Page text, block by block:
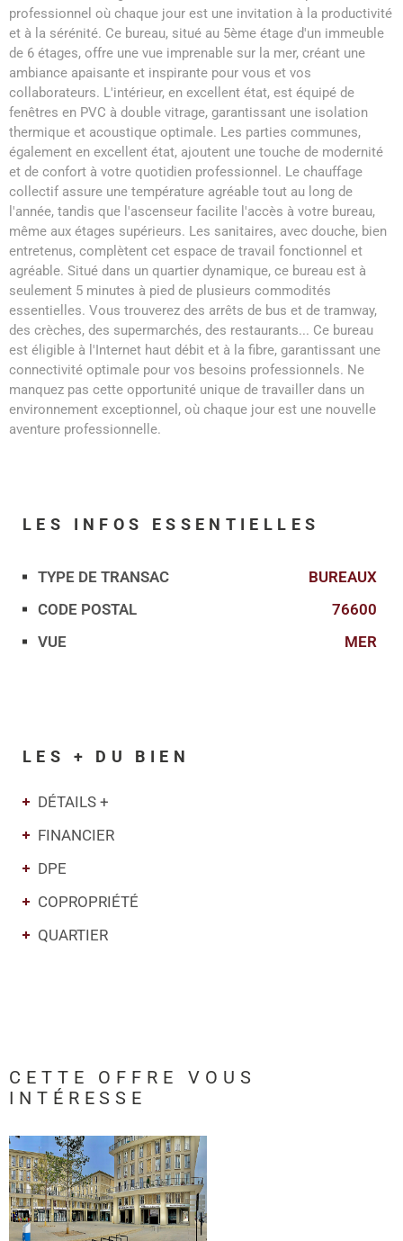
professionnel où chaque jour est une invitation à la productivité
et à la sérénité. Ce bureau, situé au 5ème étage d'un immeuble
de 6 étages, offre une vue imprenable sur la mer, créant une
ambiance apaisante et inspirante pour vous et vos
collaborateurs. L'intérieur, en excellent état, est équipé de
fenêtres en PVC à double vitrage, garantissant une isolation
thermique et acoustique optimale. Les parties communes,
également en excellent état, ajoutent une touche de modernité
et de confort à votre quotidien professionnel. Le chauffage
collectif assure une température agréable tout au long de
l'année, tandis que l'ascenseur facilite l'accès à votre bureau,
même aux étages supérieurs. Les sanitaires, avec douche, bien
entretenus, complètent cet espace de travail fonctionnel et
agréable. Situé dans un quartier dynamique, ce bureau est à
seulement 5 minutes à pied de plusieurs commodités
essentielles. Vous trouverez des arrêts de bus et de tramway,
des crèches, des supermarchés, des restaurants... Ce bureau
est éligible à l'Internet haut débit et à la fibre, garantissant une
connectivité optimale pour vos besoins professionnels. Ne
manquez pas cette opportunité unique de travailler dans un
environnement exceptionnel, où chaque jour est une nouvelle
aventure professionnelle.
LES INFOS ESSENTIELLES
Caractérisque Valeurs
TYPE DE TRANSAC
BUREAUX
CODE POSTAL
76600
VUE
MER
LES + DU BIEN
DÉTAILS +
FINANCIER
DPE
COPROPRIÉTÉ
QUARTIER
CETTE OFFRE
VOUS
INTÉRESSE